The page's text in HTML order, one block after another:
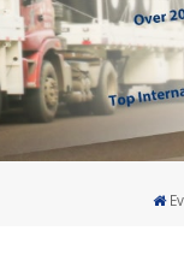
ภาษา
Ev